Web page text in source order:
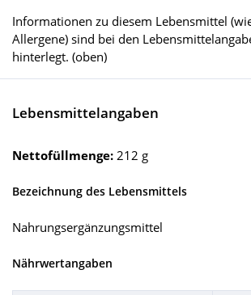
Informationen zu diesem Lebensmittel
Allergene) sind bei den
hinterlegt. (oben)
Lebensmittelangaben
Nettofüllmenge: 212 g
Bezeichnung des Lebensmittels
Nahrungsergänzungsmittel
Nährwertangaben